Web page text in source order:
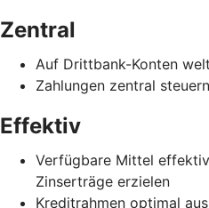
Zentral
Auf Drittbank-Konten
Zahlungen zentral
Effektiv
Verfügbare Mittel
Zinserträge erzielen
Kreditrahmen optimal